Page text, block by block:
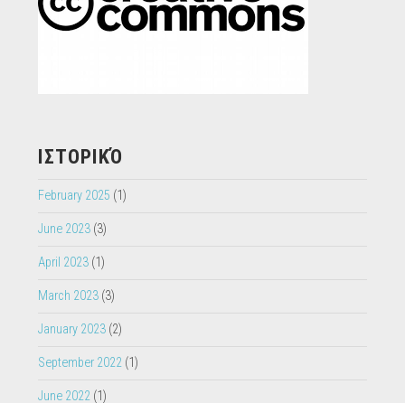
ΙΣΤΟΡΙΚΌ
February 2025 (1)
June 2023(3)
April 2023(1)
March 2023(3)
January 2023(2)
September 2022(1)
June 2022(1)